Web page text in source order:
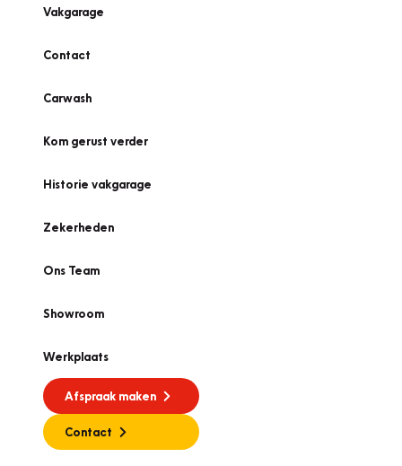
Vakgarage
Contact
Carwash
Kom gerust verder
Historie vakgarage
Zekerheden
Ons Team
Showroom
Werkplaats
Afspraak maken
Contact